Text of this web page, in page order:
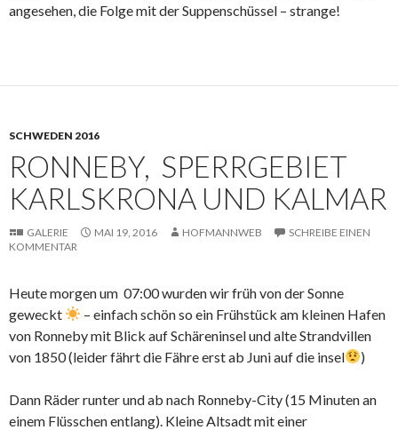
angesehen, die Folge mit der Suppenschüssel – strange!
SCHWEDEN 2016
RONNEBY, SPERRGEBIET
KARLSKRONA UND KALMAR
GALERIE MAI 19, 2016 HOFMANNWEB
SCHREIBE EINEN
KOMMENTAR
Heute morgen um 07:00 wurden wir früh von der Sonne
geweckt
– einfach schön so ein Frühstück am kleinen Hafen
von Ronneby mit Blick auf Schäreninsel und alte Strandvillen
von 1850 (leider fährt die Fähre erst ab Juni auf die insel
)
Dann Räder runter und ab nach Ronneby-City (15 Minuten an
einem Flüsschen entlang). Kleine Altsadt mit einer